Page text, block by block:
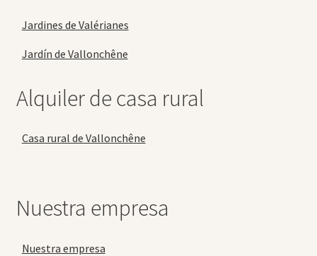
Jardines de Valérianes
Jardín de Vallonchêne
Alquiler de casa rural
Casa rural de Vallonchêne
Nuestra empresa
Nuestra empresa